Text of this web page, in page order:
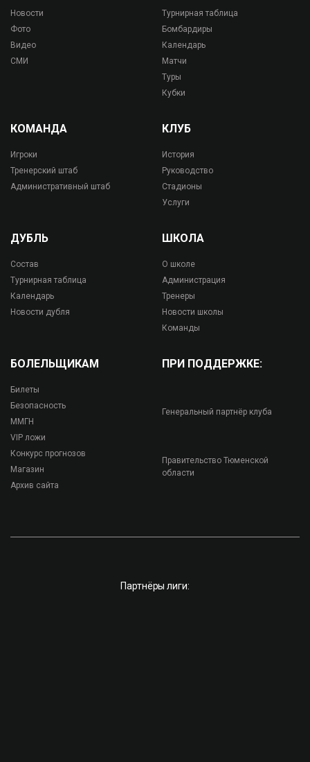
Новости
Фото
Видео
СМИ
Турнирная таблица
Бомбардиры
Календарь
Матчи
Туры
Кубки
КОМАНДА
Игроки
Тренерский штаб
Административный штаб
КЛУБ
История
Руководство
Стадионы
Услуги
ДУБЛЬ
Состав
Турнирная таблица
Календарь
Новости дубля
ШКОЛА
О школе
Администрация
Тренеры
Новости школы
Команды
БОЛЕЛЬЩИКАМ
Билеты
Безопасность
ММГН
VIP ложи
Конкурс прогнозов
Магазин
Архив сайта
ПРИ ПОДДЕРЖКЕ:
Генеральный партнёр клуба
Правительство Тюменской
области
Партнёры лиги: